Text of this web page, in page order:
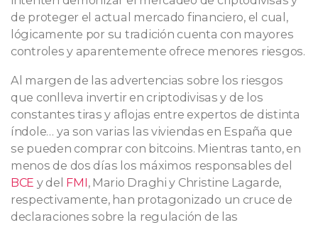
de proteger el actual mercado financiero, el cual,
lógicamente por su tradición cuenta con mayores
controles y aparentemente ofrece menores riesgos.
Al margen de las advertencias sobre los riesgos
que conlleva invertir en criptodivisas y de los
constantes tiras y aflojas entre expertos de distinta
índole… ya son varias las viviendas en España que
se pueden comprar con bitcoins. Mientras tanto, en
menos de dos días los máximos responsables del
BCE y del FMI, Mario Draghi y Christine Lagarde,
respectivamente, han protagonizado un cruce de
declaraciones sobre la regulación de las